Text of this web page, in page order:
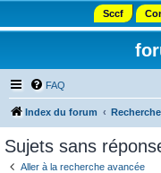
Sccf
FAQ
Index du forum
Sujets sans
Aller à la recherche avancée